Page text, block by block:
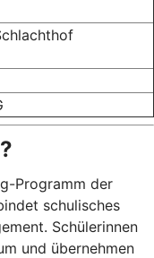
Programm der
schulisches
Schülerinnen
und übernehmen